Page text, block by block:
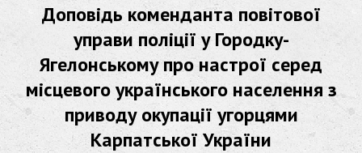
Доповідь коменданта повітової
управи поліції у Городку-
Ягелонському про настрої серед
місцевого українського населення з
приводу окупації угорцями
Карпатської України